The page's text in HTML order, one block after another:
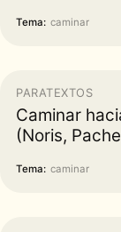
Tema: caminar
PARATEXTOS
Caminar
(Noris,
Tema: caminar